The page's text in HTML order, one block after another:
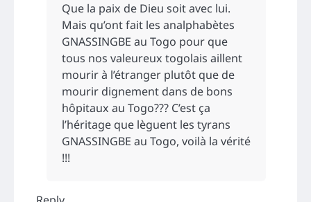
Que la paix de Dieu soit avec lui.
Mais qu’ont fait les analphabètes
GNASSINGBE au Togo pour que
tous nos valeureux togolais aillent
mourir à l’étranger plutôt que de
mourir dignement dans de bons
hôpitaux au Togo??? C’est ça
l’héritage que lèguent les tyrans
GNASSINGBE au Togo, voilà la vérité
!!!